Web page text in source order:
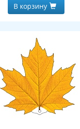
В корзину